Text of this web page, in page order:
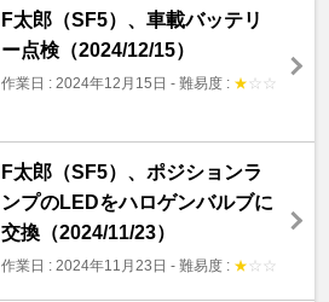
F太郎（SF5）、車載バッテリ
ー点検（2024/12/15）
作業日 : 2024年12月15日 - 難易度 : ★ ☆ ☆
F太郎（SF5）、ポジションラ
ンプのLEDをハロゲンバルブに
交換（2024/11/23）
作業日 : 2024年11月23日 - 難易度 : ★ ☆ ☆